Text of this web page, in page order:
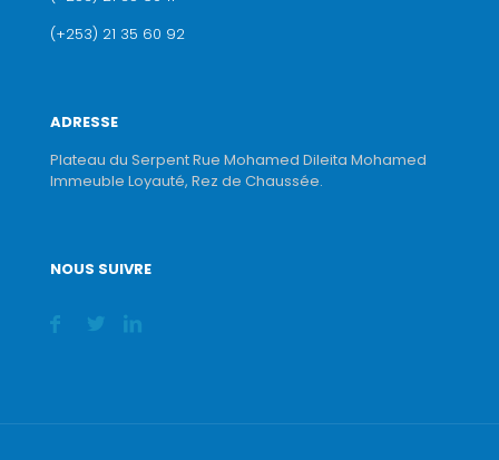
(+253) 21 35 60 92
ADRESSE
Plateau du Serpent Rue Mohamed Dileita Mohamed
Immeuble Loyauté, Rez de Chaussée.
NOUS SUIVRE